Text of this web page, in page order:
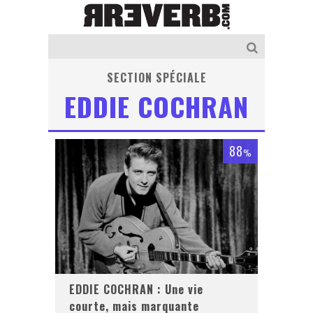
SECTION SPÉCIALE
EDDIE COCHRAN
88%
EDDIE COCHRAN : Une vie
courte, mais marquante